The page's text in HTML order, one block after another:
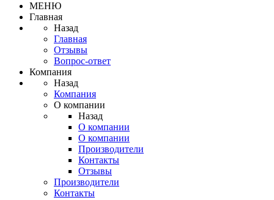
МЕНЮ
Главная
Назад
Главная
Отзывы
Вопрос-ответ
Компания
Назад
Компания
О компании
Назад
О компании
О компании
Производители
Контакты
Отзывы
Производители
Контакты